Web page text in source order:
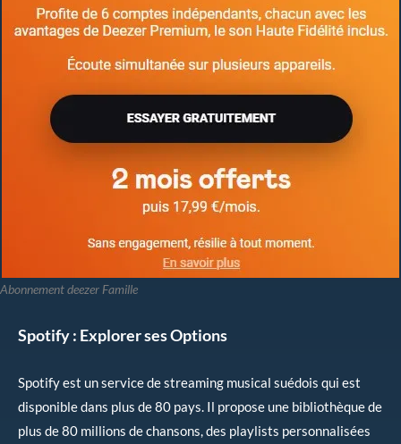
Abonnement deezer Famille
Spotify : Explorer ses Options
Spotify est un service de streaming musical suédois qui est
disponible dans plus de 80 pays. Il propose une bibliothèque de
plus de 80 millions de chansons, des playlists personnalisées